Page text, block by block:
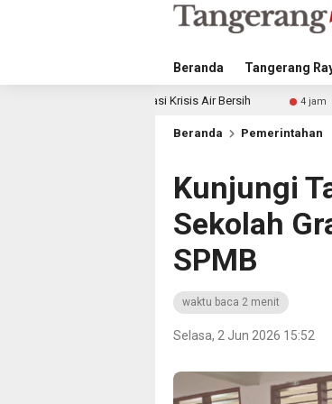
Beranda Tangerang
4 jam lalu Singapura vs
Beranda Pemerintahan
Kunjungi
Sekolah
SPMB
waktu baca 2 menit
Selasa, 2 Jun 2026 15:52